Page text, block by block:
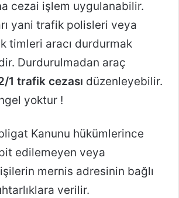
cezai işlem uygulanabilir.
yani trafik polisleri veya
timleri aracı durdurmak
Durdurulmadan araç
1 trafik cezası düzenleyebilir.
yoktur !
Kanunu hükümlerince
edilemeyen veya
mernis adresinin bağlı
verilir.